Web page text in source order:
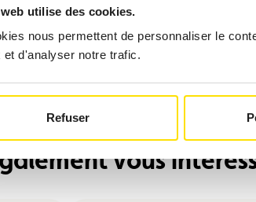
utilise des cookies.
nous permettent de personnaliser le
et d'analyser notre trafic.
Refuser
vous